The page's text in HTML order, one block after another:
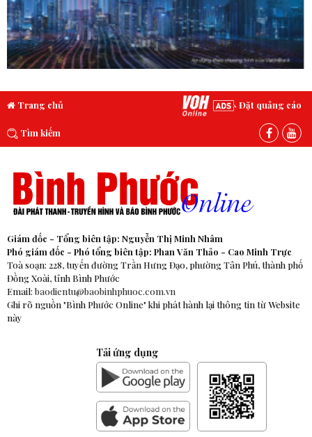
Trang chủ Đặt quảng cáo
Tìm kiếm
Giám đốc - Tổng biên tập: Nguyễn Thị Minh Nhâm
Phó giám đốc - Phó tổng biên tập: Phan Văn Thảo - Cao Minh Trực
Toà soạn: 228, tuyến đường Trần Hưng Đạo, phường Tân Phú, thành phố
Đồng Xoài, tỉnh Bình Phước
Email: baodientu@baobinhphuoc.com.vn
Ghi rõ nguồn "Bình Phước Online" khi phát hành lại thông tin từ Website
này
Tải ứng dụng